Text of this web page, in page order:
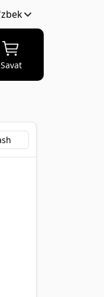
Savat